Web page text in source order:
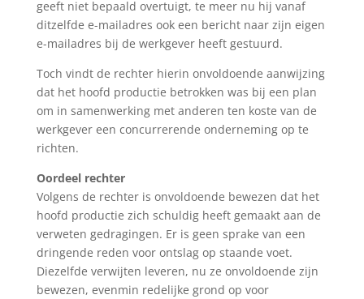
geeft niet bepaald overtuigt, te meer nu hij vanaf
ditzelfde e-mailadres ook een bericht naar zijn eigen
e-mailadres bij de werkgever heeft gestuurd.
Toch vindt de rechter hierin onvoldoende aanwijzing
dat het hoofd productie betrokken was bij een plan
om in samenwerking met anderen ten koste van de
werkgever een concurrerende onderneming op te
richten.
Oordeel rechter
Volgens de rechter is onvoldoende bewezen dat het
hoofd productie zich schuldig heeft gemaakt aan de
verweten gedragingen. Er is geen sprake van een
dringende reden voor ontslag op staande voet.
Diezelfde verwijten leveren, nu ze onvoldoende zijn
bewezen, evenmin redelijke grond op voor